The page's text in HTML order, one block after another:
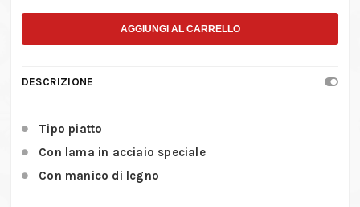
AGGIUNGI AL CARRELLO
DESCRIZIONE
Tipo piatto
Con lama in acciaio speciale
Con manico di legno